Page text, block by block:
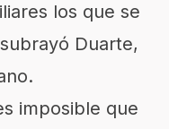
los que se
Duarte,
imposible que